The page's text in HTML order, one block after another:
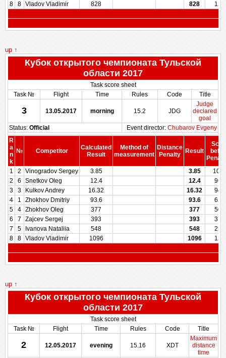
8
8 Vladov Vladimir 828 828 125
up ↑
Кубок открытого чемпионата Тульской
области 2017
Task score sheet
Task №
Flight Time Rules Code Title
3 13.05.2017 morning 15.2 JDG
Judge
declared
goal
Status: Official Event director: Chubarov Evgeny
R
a
n
k
№ Competitor
Calculated
Result
Method of
measurement
Distance
Penalty
Result
1
2 Vinogradov Sergey 3.85 3.85
2
6 Snetkov Oleg 12.4 12.4
964
3
3 Kulkov Andrey 16.32 16.32
948
4
1 Zhokhov Dmitriy 93.6 93.6
625
5
4 Zhokhov Oleg 377 377
500
6
7 Zajcev Sergej 393 393
375
7
5 Ivanova Nataliia 548 548
250
8
8 Vladov Vladimir 1096 1096 125
up ↑
Кубок открытого чемпионата Тульской
области 2017
Task score sheet
Task №
Flight Time Rules Code Title
2 12.05.2017 evening 15.16 XDT
Maximum
distance
time